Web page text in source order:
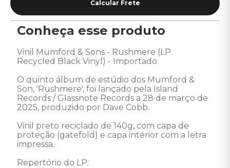
Conheça esse produto
Vinil Mumford & Sons - Rushmere (LP
Recycled Black Vinyl) - Importado
O quinto álbum de estúdio dos Mumford &
Son, 'Rushmere', foi lançado pela Island
Records / Glassnote Records a 28 de março de
2025, produzido por Dave Cobb.
Vinil preto reciclado de 140g, com capa de
proteção (gatefold) e capa interior com a letra
impressa.
Repertório do LP: